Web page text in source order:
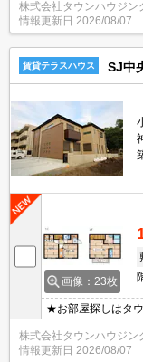
株式会社タウンハウジン
情報更新日 2026/08/07
賃貸テラスハウス SJ中
画像：23枚
★お部屋探しはタ
のご条件にピッタ
が精一杯お手伝い
株式会社タウンハウジン
情報更新日 2026/08/07